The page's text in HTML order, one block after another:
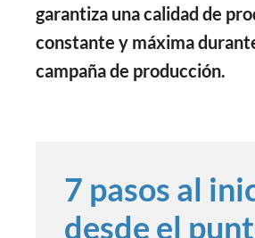
garantiza una calidad de
constante y máxima
campaña de producción.
7 pasos al
desde el